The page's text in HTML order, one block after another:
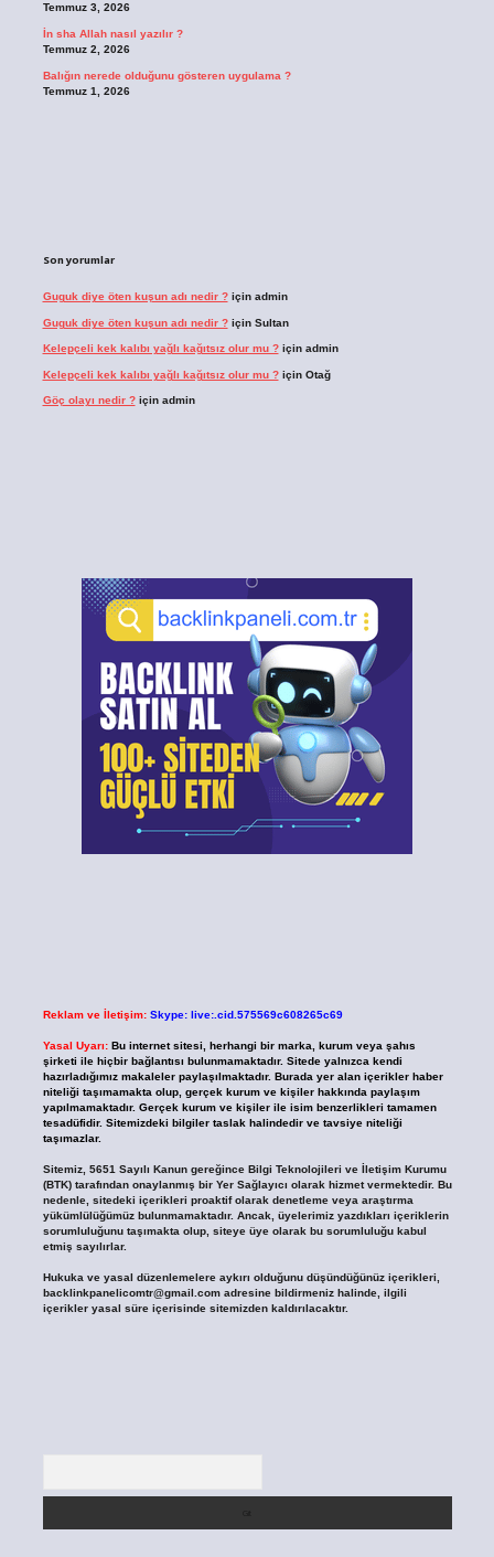
Temmuz 3, 2026
İn sha Allah nasıl yazılır ?
Temmuz 2, 2026
Balığın nerede olduğunu gösteren uygulama ?
Temmuz 1, 2026
Son yorumlar
Guguk diye öten kuşun adı nedir ?için admin
Guguk diye öten kuşun adı nedir ?için Sultan
Kelepçeli kek kalıbı yağlı kağıtsız olur mu ?için admin
Kelepçeli kek kalıbı yağlı kağıtsız olur mu ?için Otağ
Göç olayı nedir ?için admin
Reklam ve İletişim: Skype: live:.cid.575569c608265c69
Yasal Uyarı: Bu internet sitesi, herhangi bir marka, kurum veya şahıs
şirketi ile hiçbir bağlantısı bulunmamaktadır. Sitede yalnızca kendi
hazırladığımız makaleler paylaşılmaktadır. Burada yer alan içerikler haber
niteliği taşımamakta olup, gerçek kurum ve kişiler hakkında paylaşım
yapılmamaktadır. Gerçek kurum ve kişiler ile isim benzerlikleri tamamen
tesadüfidir. Sitemizdeki bilgiler taslak halindedir ve tavsiye niteliği
taşımazlar.
Sitemiz, 5651 Sayılı Kanun gereğince Bilgi Teknolojileri ve İletişim Kurumu
(BTK) tarafından onaylanmış bir Yer Sağlayıcı olarak hizmet vermektedir. Bu
nedenle, sitedeki içerikleri proaktif olarak denetleme veya araştırma
yükümlülüğümüz bulunmamaktadır. Ancak, üyelerimiz yazdıkları içeriklerin
sorumluluğunu taşımakta olup, siteye üye olarak bu sorumluluğu kabul
etmiş sayılırlar.
Hukuka ve yasal düzenlemelere aykırı olduğunu düşündüğünüz içerikleri,
backlinkpanelicomtr@gmail.comadresine bildirmeniz halinde, ilgili
içerikler yasal süre içerisinde sitemizden kaldırılacaktır.